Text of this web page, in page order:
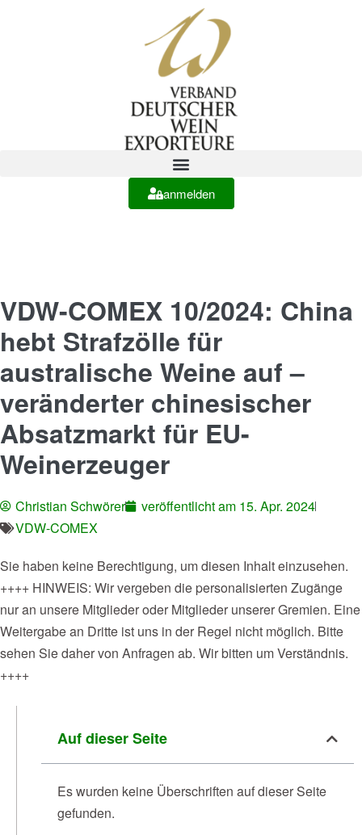
anmelden
VDW-COMEX 10/2024: China
hebt Strafzölle für
australische Weine auf –
veränderter chinesischer
Absatzmarkt für EU-
Weinerzeuger
Christian Schwörer veröffentlicht am 15. Apr. 2024
VDW-COMEX
Sie haben keine Berechtigung, um diesen Inhalt einzusehen.
++++ HINWEIS: Wir vergeben die personalisierten Zugänge
nur an unsere Mitglieder oder Mitglieder unserer Gremien. Eine
Weitergabe an Dritte ist uns in der Regel nicht möglich. Bitte
sehen Sie daher von Anfragen ab. Wir bitten um Verständnis.
++++
Auf dieser Seite
Es wurden keine Überschriften auf dieser Seite
gefunden.